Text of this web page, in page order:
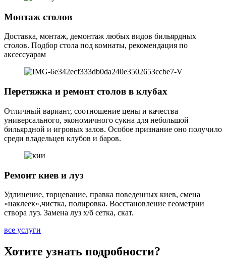
Монтаж столов
Доставка, монтаж, демонтаж любых видов бильярдных
столов. Подбор стола под комнаты, рекомендация по
аксессуарам
Перетяжка и ремонт столов в клубах
Отличный вариант, соотношение цены и качества
универсального, экономичного сукна для небольшой
бильярдной и игровых залов. Особое признание оно получило
среди владельцев клубов и баров.
Ремонт киев и луз
Удлинение, торцевание, правка поведенных киев, смена
«наклеек»,чистка, полировка. Восстановление геометрии
створа луз. Замена луз х/б сетка, скат.
все услуги
Хотите узнать подробности?